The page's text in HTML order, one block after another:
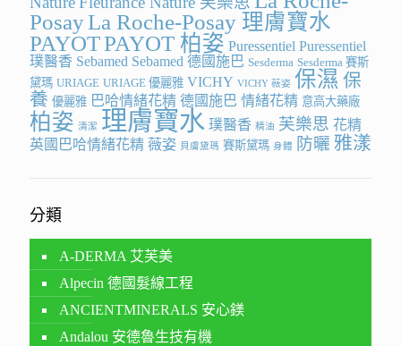
PosayLa Roche-Posay 理膚寶水
PAYOTPAYOT 柏姿 Puressentiel Puressentiel
璞醫香 Sebamed Sebamed 德國施巴 Sesderma Sesderma 賽斯
黛瑪 URIAGE URIAGE 優麗雅 VICHY VICHY 薇姿 保濕 保
養 優麗雅 巴哈情緒花精 德國施巴 情緒花精 意高大藥廠
柏姿 清潔 理膚寶水 璞醫香 精油 芙樂思 花精
英國巴哈情緒花精 薇姿 貝膚黛瑪 賽斯黛瑪 身體 防曬 雅漾
分類
A-DERMA 艾芙美
Alpecin 德國髮線工程
ANCIENTMINERALS 安心鎂
Andalou 安德魯生技有機